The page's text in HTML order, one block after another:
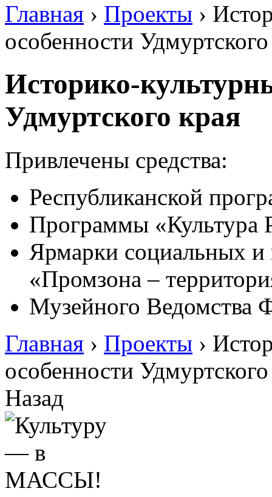
Главная › Проекты ›
особенности
Историко-
Удмуртского края
Привлечены средства:
Республиканской
Программы «Культура
Ярмарки социальных
«Промзона –
Музейного Ведомства
Главная › Проекты ›
особенности
Назад